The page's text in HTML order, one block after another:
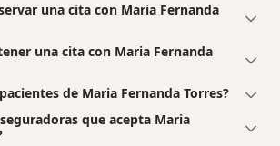
una cita con Maria Fernanda
una cita con Maria Fernanda
de Maria Fernanda Torres?
que acepta Maria